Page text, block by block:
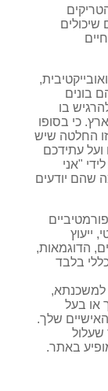
בונים
בו
כי בסופו
החלטה שיש
עתידכם
"אני
שהם יודעים
ייעוץ
הדוגמאות,
בלבד
למשכנתא,
או בעל
שלך.
באתר.